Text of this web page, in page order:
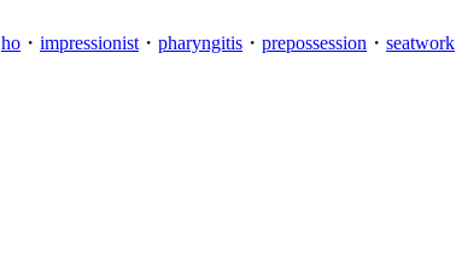
ho ・ impressionist ・ pharyngitis ・ prepossession ・ seatwork